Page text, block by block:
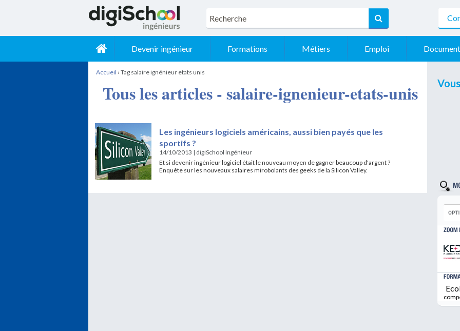
Devenir ingénieur Formations Métiers Emploi
Accueil ›Tag salaire ignénieur etats unis
Tous les articles - salaire-ignenieur-etats-unis
Les ingénieurs logiciels américains, aussi bien payés que les
sportifs ?
14/10/2013 | digiSchool Ingénieur
Et si devenir ingénieur logiciel était le nouveau moyen de gagner beaucoup d'argent ?
Enquête sur les nouveaux salaires mirobolants des geeks de la Silicon Valley.